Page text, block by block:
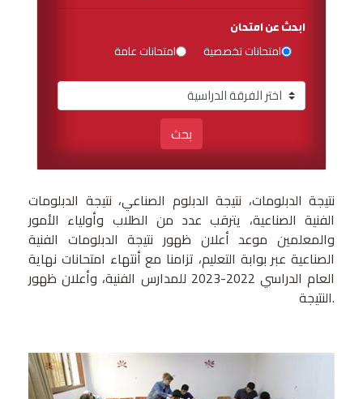
ابحث عن امتحان
امتحانات تخصصية امتحانات عامة
بحث
نتيجة الدبلومات، نتيجة الدبلوم الصناعي، نتيجة الدبلومات
الفنية الصناعية، يترقب عدد من الطلاب وأولياء الأمور
والمعلمين موعد أعلان ظهور نتيجة الدبلومات الفنية
الصناعية عبر بوابة التعليم، تزامنا مع أنتهاء امتحانات نهاية
العام الدراسي 2022-2023 للمدارس الفنية، وأعلان ظهور
النتيجة.